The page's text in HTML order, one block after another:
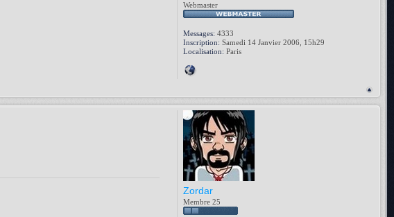
Webmaster
Messages: 4333
Inscription: Samedi 14 Janvier 2006, 15h29
Localisation: Paris
Zordar
Membre 25